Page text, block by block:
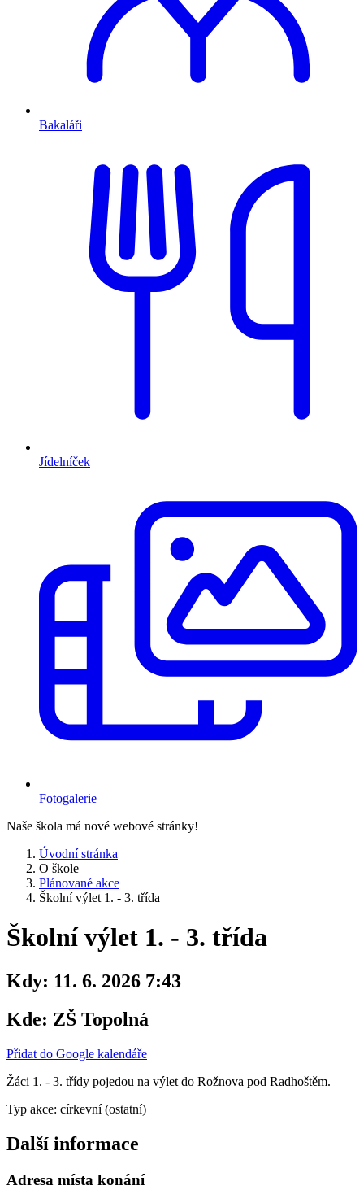
Bakaláři
Jídelníček
Fotogalerie
Naše škola má nové webové stránky!
Úvodní stránka
O škole
Plánované akce
Školní výlet 1. - 3. třída
Školní výlet 1. - 3. třída
Kdy: 11. 6. 2026 7:43
Kde: ZŠ Topolná
Přidat do Google kalendáře
Žáci 1. - 3. třídy pojedou na výlet do Rožnova pod Radhoštěm.
Typ akce: církevní (ostatní)
Další informace
Adresa místa konání